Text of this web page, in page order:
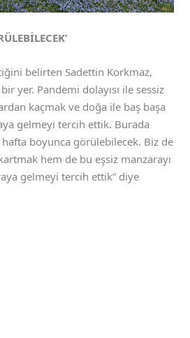
belirten Sadettin Korkmaz,
bir yer. Pandemi dolayısı ile sessiz
kaçmak ve doğa ile baş başa
gelmeyi tercih ettik. Burada
boyunca görülebilecek. Biz de
hem de bu eşsiz manzarayı
gelmeyi tercih ettik” diye